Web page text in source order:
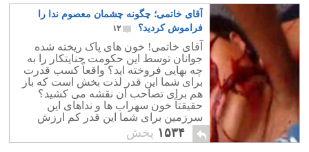
آقای خاتمی؛ چگونه چشمان معصوم ندا را
فراموش کردید؟
۱۲
آقای خاتمی! خون های پاک ریخته شده
جوانان توسط این حکومت جنایتکار را به
چه بهایی فروخته اید؟ واقعاً کسب قدرت
برای شما این قدر لذت بخش است که باز
هم برای تصاحب آن نقشه می کشید؟
حقیقتاً خون سهراب ها و نداهای این
سرزمین برای شما این قدر کم ارزش
است؟۱۵۳۴ پخش